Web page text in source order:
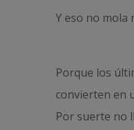
Y eso no mola
Porque los
convierten en
Por suerte no